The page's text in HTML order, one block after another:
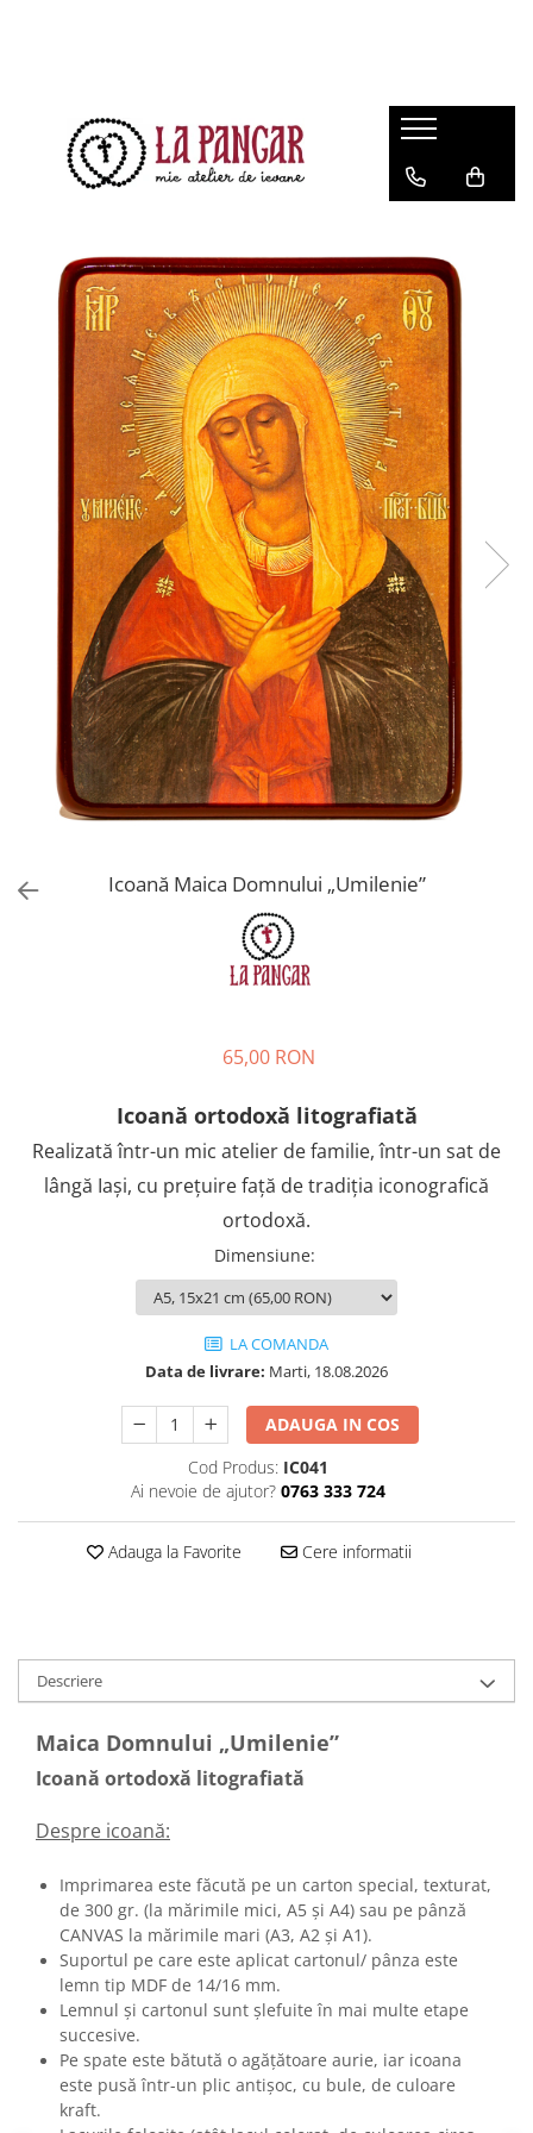
Icoană Maica Domnului „Umilenie”
65,00 RON
Icoană ortodoxă litografiată
Realizată într-un mic atelier de familie, într-un sat de
lângă Iași, cu prețuire față de tradiția iconografică
ortodoxă.
Dimensiune:
LA COMANDA
Data de livrare: Marti, 18.08.2026
ADAUGA IN COS
Cod Produs: IC041
Ai nevoie de ajutor? 0763 333 724
Adauga la Favorite Cere informatii
Descriere
Maica Domnului „Umilenie”
Icoană ortodoxă litografiată
Despre icoană:
Imprimarea este făcută pe un carton special, texturat,
de 300 gr. (la mărimile mici, A5 și A4) sau pe pânză
CANVAS la mărimile mari (A3, A2 și A1).
Suportul pe care este aplicat cartonul/ pânza este
lemn tip MDF de 14/16 mm.
Lemnul și cartonul sunt șlefuite în mai multe etape
succesive.
Pe spate este bătută o agățătoare aurie, iar icoana
este pusă într-un plic antișoc, cu bule, de culoare
kraft.